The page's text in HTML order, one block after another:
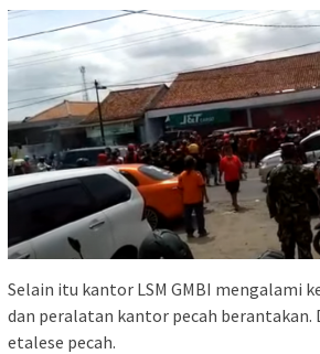
Selain itu kantor LSM GMBI mengalami
dan peralatan kantor pecah berantakan.
etalese pecah.